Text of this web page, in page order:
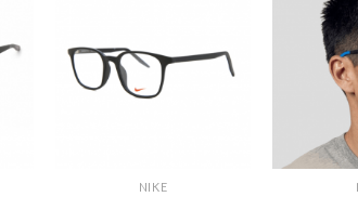
NIKE